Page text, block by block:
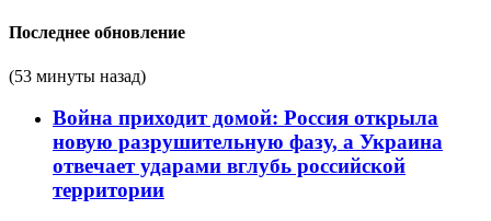
Последнее обновление
(53 минуты назад)
Война приходит домой: Россия открыла
новую разрушительную фазу, а Украина
отвечает ударами вглубь российской
территории